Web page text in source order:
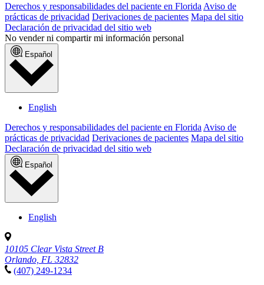
Derechos y responsabilidades del paciente en Florida Aviso de
prácticas de privacidad Derivaciones de pacientes Mapa del sitio
Declaración de privacidad del sitio web
No vender ni compartir mi información personal
Español
English
Derechos y responsabilidades del paciente en Florida Aviso de
prácticas de privacidad Derivaciones de pacientes Mapa del sitio
Declaración de privacidad del sitio web
Español
English
10105 Clear Vista Street B
Orlando, FL 32832
(407) 249-1234